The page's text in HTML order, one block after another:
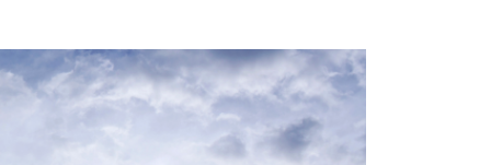
A TU
A
CLASE